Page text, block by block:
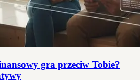
gra przeciw Tobie?